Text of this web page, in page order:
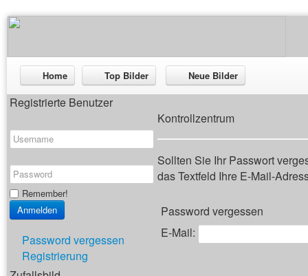
Home Top Bilder Neue Bilder
Registrierte Benutzer
Remember!
Password vergessen
Registrierung
Kontrollzentrum
Sollten Sie Ihr Passwort
das Textfeld Ihre E-Mail-
Password vergessen
E-Mail: